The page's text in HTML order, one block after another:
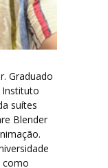
Graduado
suítes
Blender
como